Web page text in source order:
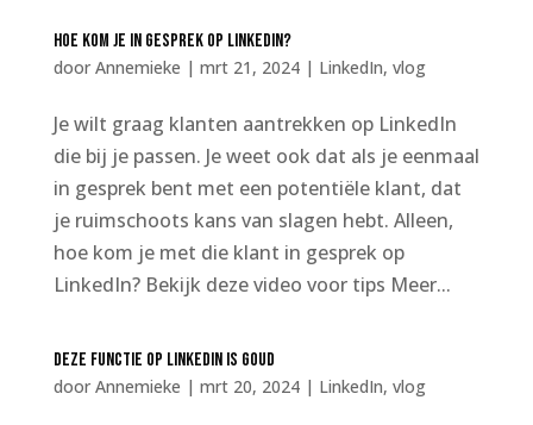
Hoe kom je in gesprek op LinkedIn?
door Annemieke | mrt 21, 2024| LinkedIn, vlog
Je wilt graag klanten aantrekken op LinkedIn
die bij je passen. Je weet ook dat als je eenmaal
in gesprek bent met een potentiële klant, dat
je ruimschoots kans van slagen hebt. Alleen,
hoe kom je met die klant in gesprek op
LinkedIn? Bekijk deze video voor tips Meer...
Deze functie op LinkedIn is goud
door Annemieke | mrt 20, 2024| LinkedIn, vlog